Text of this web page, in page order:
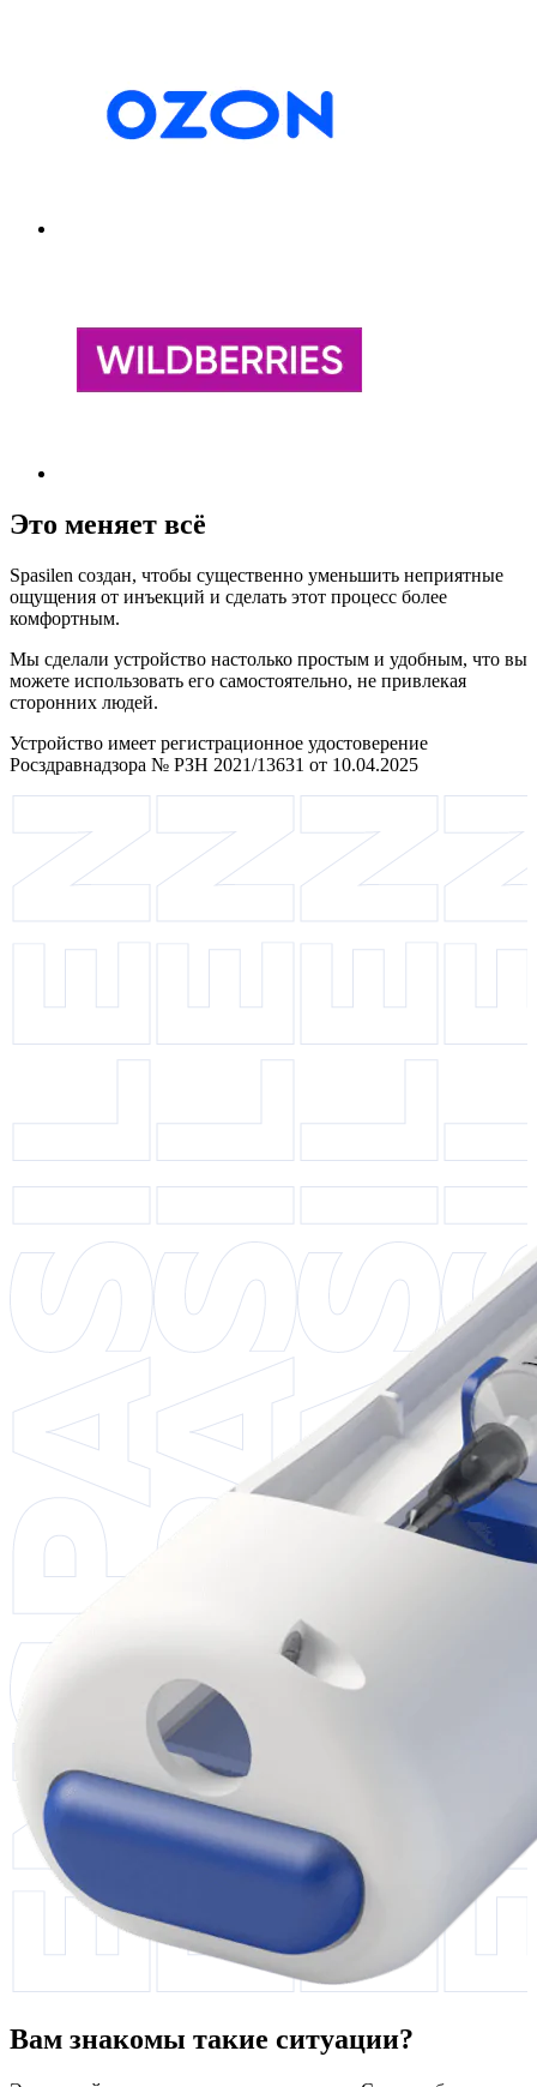
Это меняет всё
Spasilen создан, чтобы существенно уменьшить неприятные
ощущения от инъекций и сделать этот процесс более
комфортным.
Мы сделали устройство настолько простым и удобным, что вы
можете использовать его самостоятельно, не привлекая
сторонних людей.
Устройство имеет регистрационное удостоверение
Росздравнадзора № РЗН 2021/13631 от 10.04.2025
Вам знакомы такие ситуации?